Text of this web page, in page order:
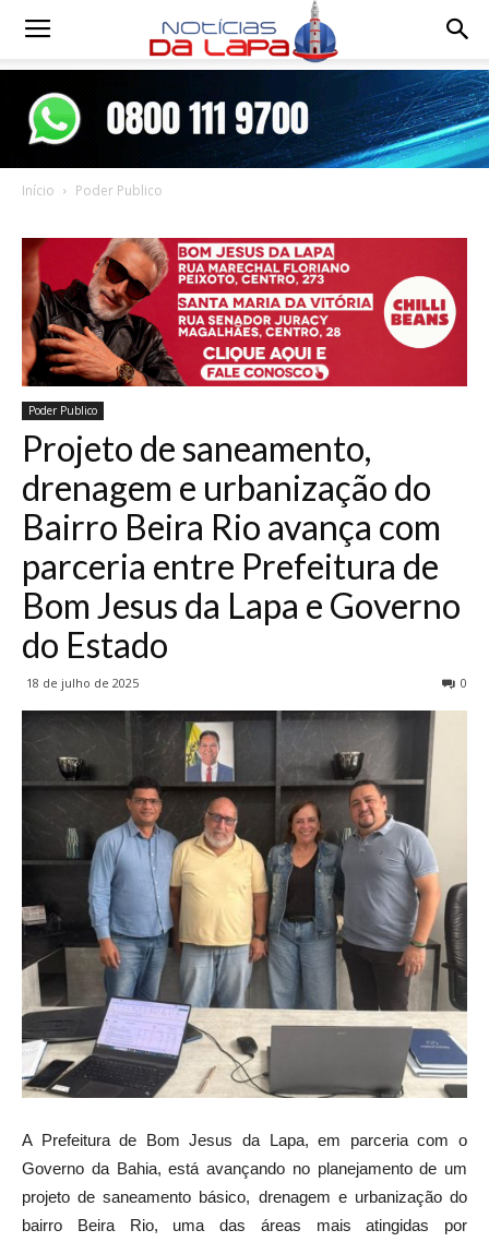
Notícias
Início Poder Publico
Poder Publico
Projeto de saneamento,
drenagem e urbanização do
Bairro Beira Rio avança com
parceria entre Prefeitura de
Bom Jesus da Lapa e Governo
do Estado
18 de julho de 2025 0
A Prefeitura de Bom Jesus da Lapa, em parceria com o
Governo da Bahia, está avançando no planejamento de um
projeto de saneamento básico, drenagem e urbanização do
bairro Beira Rio, uma das áreas mais atingidas por